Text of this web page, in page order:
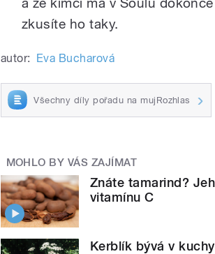
zkusíte ho taky.
autor: Eva Bucharová
Všechny díly pořadu na mujRozhlas
MOHLO BY VÁS ZAJÍMAT
Znáte tamarind?
vitamínu C
Kerblík bývá v